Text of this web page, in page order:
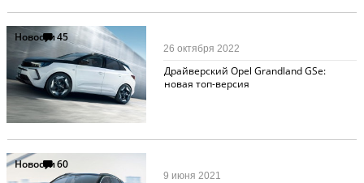
Новости45
Драйверский Opel Grandland GSe:
новая топ-версия
26 октября 2022
Новости60
9 июня 2021